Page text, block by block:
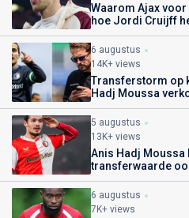
Waarom Ajax
hoe Jordi Cruijff
6 augustus
14K+ views
Transferstorm op
Hadj Moussa
5 augustus
13K+ views
Anis Hadj
transferwaarde
6 augustus
7K+ views